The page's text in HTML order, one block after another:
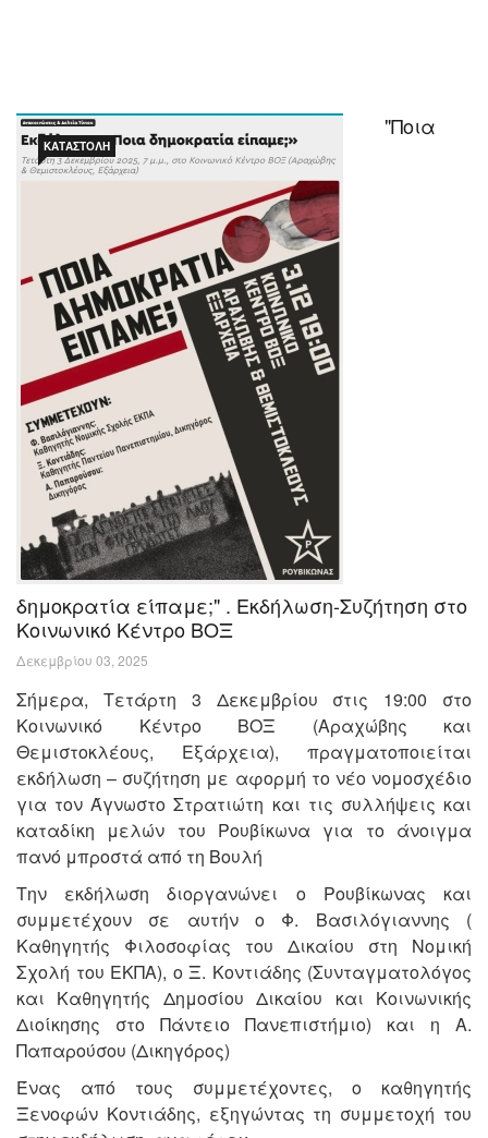
ΚΑΤΑΣΤΟΛΉ
"Ποια
δημοκρατία είπαμε;" . Εκδήλωση-Συζήτηση στο
Κοινωνικό Κέντρο ΒΟΞ
Δεκεμβρίου 03, 2025
Σήμερα, Τετάρτη 3 Δεκεμβρίου στις 19:00 στο
Κοινωνικό Κέντρο ΒΟΞ (Αραχώβης και
Θεμιστοκλέους, Εξάρχεια), πραγματοποιείται
εκδήλωση – συζήτηση με αφορμή το νέο νομοσχέδιο
για τον Άγνωστο Στρατιώτη και τις συλλήψεις και
καταδίκη μελών του Ρουβίκωνα για το άνοιγμα
πανό μπροστά από τη Βουλή
Την εκδήλωση διοργανώνει ο Ρουβίκωνας και
συμμετέχουν σε αυτήν ο Φ. Βασιλόγιαννης (
Καθηγητής Φιλοσοφίας του Δικαίου στη Νομική
Σχολή του ΕΚΠΑ), ο Ξ. Κοντιάδης (Συνταγματολόγος
και Καθηγητής Δημοσίου Δικαίου και Κοινωνικής
Διοίκησης στο Πάντειο Πανεπιστήμιο) και η Α.
Παπαρούσου (Δικηγόρος)
Ένας από τους συμμετέχοντες, ο καθηγητής
Ξενοφών Κοντιάδης, εξηγώντας τη συμμετοχή του